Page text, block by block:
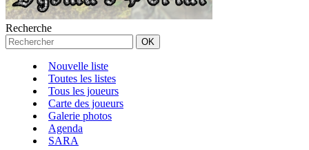
Recherche
Nouvelle liste
Toutes les listes
Tous les joueurs
Carte des joueurs
Galerie photos
Agenda
SARA